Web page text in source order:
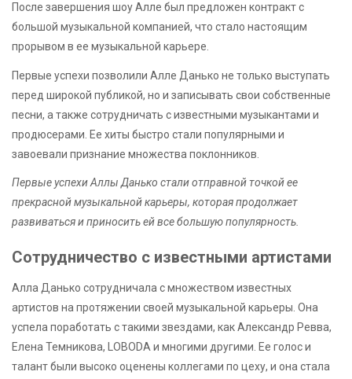
После завершения шоу Алле был предложен контракт с
большой музыкальной компанией, что стало настоящим
прорывом в ее музыкальной карьере.
Первые успехи позволили Алле Данько не только выступать
перед широкой публикой, но и записывать свои собственные
песни, а также сотрудничать с известными музыкантами и
продюсерами. Ее хиты быстро стали популярными и
завоевали признание множества поклонников.
Первые успехи Аллы Данько стали отправной точкой ее
прекрасной музыкальной карьеры, которая продолжает
развиваться и приносить ей все большую популярность.
Сотрудничество с известными артистами
Алла Данько сотрудничала с множеством известных
артистов на протяжении своей музыкальной карьеры. Она
успела поработать с такими звездами, как Александр Ревва,
Елена Темникова, LOBODA и многими другими. Ее голос и
талант были высоко оценены коллегами по цеху, и она стала